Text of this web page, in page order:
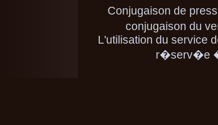
Conjugaison de
conjugaison du
L'utilisation du service
r�serv�e �